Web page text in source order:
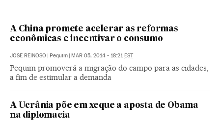
A China promete acelerar as reformas
econômicas e incentivar o consumo
JOSE REINOSO Pequim MAR 05, 2014 - 18:21 EST
Pequim promoverá a migração do campo para as cidades,
a fim de estimular a demanda
A Ucrânia põe em xeque a aposta de Obama
na diplomacia